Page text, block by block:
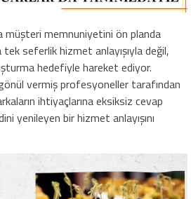
müşteri memnuniyetini ön planda
seferlik hizmet anlayışıyla değil,
hedefiyle hareket ediyor.
vermiş profesyoneller tarafından
ihtiyaçlarına eksiksiz cevap
yenileyen bir hizmet anlayışını